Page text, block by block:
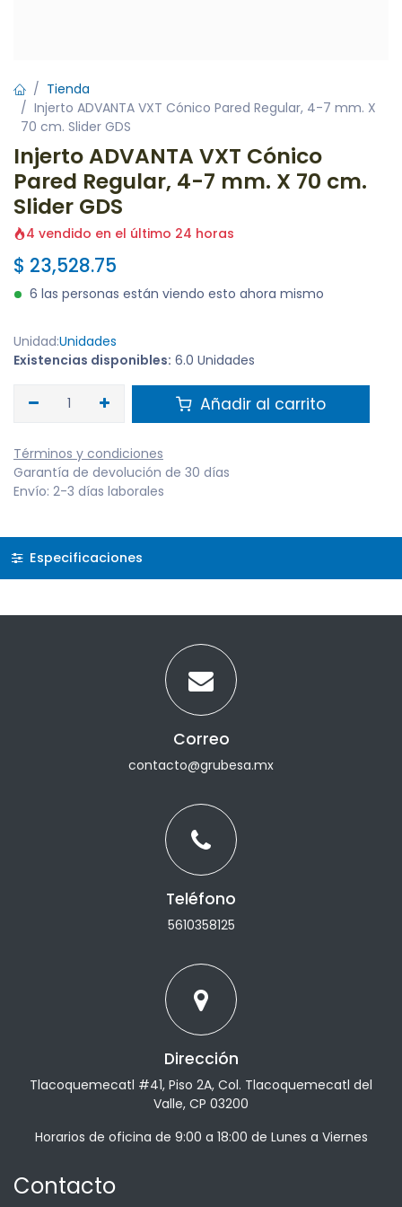
Tienda
Injerto ADVANTA VXT Cónico Pared Regular, 4-7 mm. X
70 cm. Slider GDS
Injerto ADVANTA VXT Cónico
Pared Regular, 4-7 mm. X 70 cm.
Slider GDS
4 vendido en el último 24 horas
$ 23,528.75
6 las personas están viendo esto ahora mismo
Unidad:Unidades
Existencias disponibles: 6.0 Unidades
Añadir al carrito
Términos y condiciones
Garantía de devolución de 30 días
Envío: 2-3 días laborales
Especificaciones
Correo
contacto@grubesa.mx
Teléfono
5610358125
Dirección
Tlacoquemecatl #41, Piso 2A, Col. Tlacoquemecatl del
Valle, CP 03200
Horarios de oficina de 9:00 a 18:00 de Lunes a Viernes
Contacto